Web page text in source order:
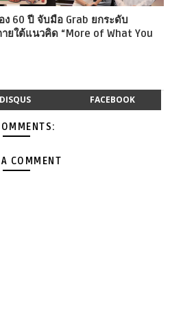
ง 60 ปี จับมือ Grab ยกระดับ
ยใต้แนวคิด “More of What You
DISQUS FACEBOOK
COMMENT